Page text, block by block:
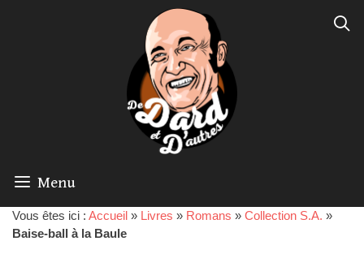
Menu
Vous êtes ici : Accueil » Livres » Romans » Collection S.A. »
Baise-ball à la Baule